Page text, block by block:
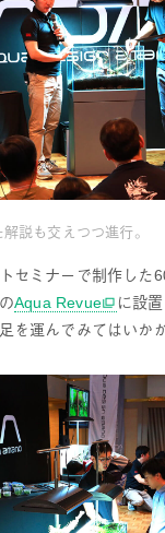
説も交えつつ進行。
セミナーで制作した
Aqua Revue
に設
を運んでみてはいか